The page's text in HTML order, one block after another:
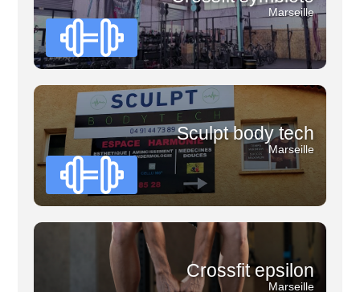
Marseille
Sculpt body tech
Marseille
Crossfit epsilon
Marseille